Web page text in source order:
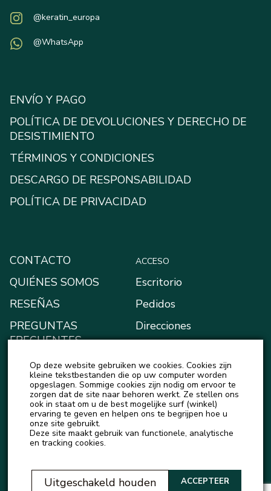
@keratin_europa
@WhatsApp
ENVÍO Y PAGO
POLÍTICA DE DEVOLUCIONES Y DERECHO DE
DESISTIMIENTO
TÉRMINOS Y CONDICIONES
DESCARGO DE RESPONSABILIDAD
POLÍTICA DE PRIVACIDAD
CONTACTO
QUIÉNES SOMOS
RESEÑAS
PREGUNTAS
FRECUENTES
BLOG
NOTICIAS
ACCESO
Escritorio
Pedidos
Direcciones
Mi monedero
Detalles de la cuenta
Salir
Op deze website gebruiken we cookies. Cookies zijn
kleine tekstbestanden die op uw computer worden
opgeslagen. Sommige cookies zijn nodig om ervoor te
zorgen dat de site naar behoren werkt. Ze stellen ons
ook in staat om u de best mogelijke surf (winkel)
ervaring te geven en helpen ons te begrijpen hoe u
onze site gebruikt.
Deze site maakt gebruik van functionele, analytische
en tracking cookies.
ACCEPTEER
Uitgeschakeld houden